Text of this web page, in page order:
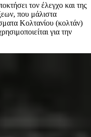
τον έλεγχο και της
που μάλιστα
Κολτανίου (κολτάν)
για την